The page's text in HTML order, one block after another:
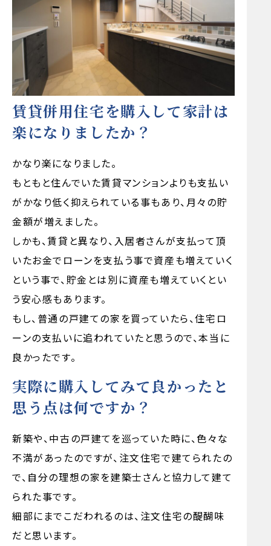
賃貸併用住宅を購入して家計は
楽になりましたか？
かなり楽になりました。
もともと住んでいた賃貸マンションよりも支払い
がかなり低く抑えられている事もあり、月々の貯
金額が増えました。
しかも、賃貸と異なり、入居者さんが支払って頂
いたお金でローンを支払う事で資産も増えていく
という事で、貯金とは別に資産も増えていくとい
う安心感もあります。
もし、普通の戸建ての家を買っていたら、住宅ロ
ーンの支払いに追われていたと思うので、本当に
良かったです。
実際に購入してみて良かったと
思う点は何ですか？
新築や、中古の戸建てを巡っていた時に、色々な
不満があったのですが、注文住宅で建てられたの
で、自分の理想の家を建築士さんと協力して建て
られた事です。
細部にまでこだわれるのは、注文住宅の醍醐味
だと思います。